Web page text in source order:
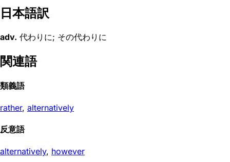
日本語訳
adv. 代わりに; その代わりに
関連語
類義語
rather, alternatively
反意語
alternatively, however